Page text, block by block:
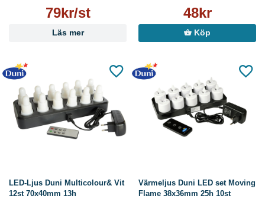
79kr/st
Läs mer
48kr
Köp
LED-Ljus Duni Multicolour& Vit
12st 70x40mm 13h
Värmeljus Duni LED set Moving
Flame 38x36mm 25h 10st